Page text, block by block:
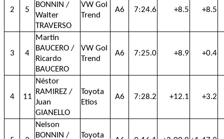
2 5
BONNIN /
Walter
TRAVERSO
VW Gol
Trend
A6 7:24.6 +8.5 +8.5
3 4
Martin
BAUCERO /
Ricardo
BAUCERO
VW Gol
Trend
A6 7:25.0 +8.9 +0.4
4 11
Néstor
RAMIREZ /
Juan
GIANELLO
Toyota
Etios
A6 7:28.2 +12.1 +3.2
Nelson
BONNIN /
Toyota